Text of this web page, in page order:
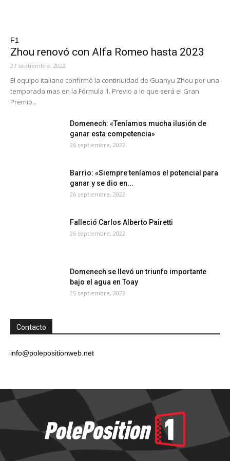
F1
Zhou renovó con Alfa Romeo hasta 2023
27 septiembre, 2022
El equipo italiano confirmó la continuidad de Guanyu Zhou por una
temporada mas en la Fórmula 1. Previo a lo que será el Gran
Premio...
Domenech: «Teníamos mucha ilusión de
ganar esta competencia»
26 septiembre, 2022
Barrio: «Siempre teníamos el potencial para
ganar y se dio en...
26 septiembre, 2022
Falleció Carlos Alberto Pairetti
26 septiembre, 2022
Domenech se llevó un triunfo importante
bajo el agua en Toay
25 septiembre, 2022
Contacto
info@polepositionweb.net